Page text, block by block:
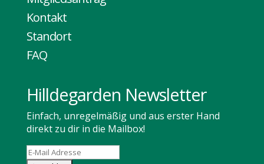
Kontakt
Standort
FAQ
Hilldegarden Newsletter
Einfach, unregelmäßig und aus erster Hand
direkt zu dir in die Mailbox!